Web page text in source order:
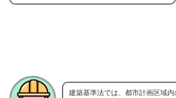
建築基準法では、都市計画区域